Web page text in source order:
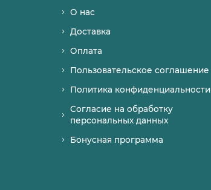
О нас
Доставка
Оплата
Пользовательское соглашение
Политика конфиденциальности
Согласие на обработку
персональных данных
Бонусная программа